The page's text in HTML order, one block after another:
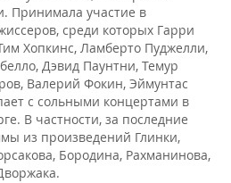
Принимала участие в
среди которых Гарри
Хопкинс, Ламберто Пуджелли,
Дэвид Паунтни, Темур
Валерий Фокин, Эймунтас
с сольными концертами в
В частности, за последние
из произведений Глинки,
Бородина, Рахманинова,